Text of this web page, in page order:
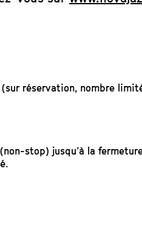
(sur réservation, nombre
stop) jusqu’à la